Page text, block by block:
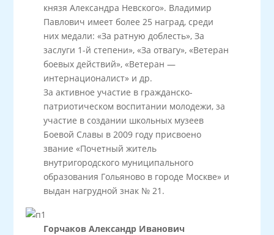
князя Александра Невского». Владимир
Павлович имеет более 25 наград, среди
них медали: «За ратную доблесть», За
заслуги 1-й степени», «За отвагу», «Ветеран
боевых действий», «Ветеран —
интернационалист» и др.
За активное участие в гражданско-
патриотическом воспитании молодежи, за
участие в создании школьных музеев
Боевой Славы в 2009 году присвоено
звание «Почетный житель
внутригородского муниципального
образования Гольяново в городе Москве» и
выдан нагрудной знак № 21.
Горчаков Александр Иванович